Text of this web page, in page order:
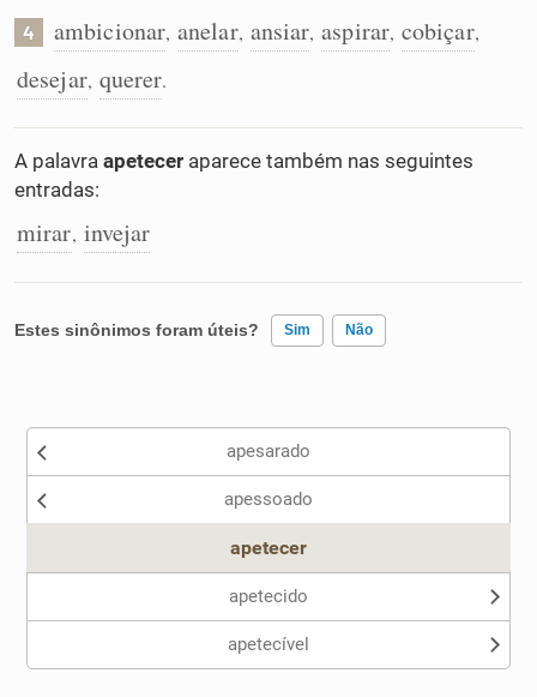
4 ambicionar, anelar, ansiar, aspirar, cobiçar,
desejar, querer.
A palavra apetecer aparece também nas seguintes
entradas:
mirar, invejar
Estes sinônimos foram úteis? Sim Não
Nenhum dos sinônimos apresentados me ajudou
apesarado
apessoado
apetecer
apetecido
apetecível